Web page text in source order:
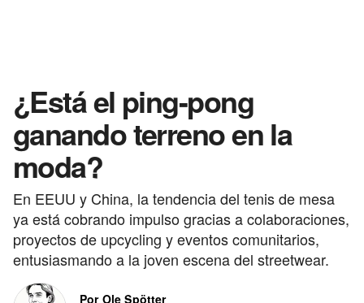
¿Está el ping-pong
ganando terreno en la
moda?
En EEUU y China, la tendencia del tenis de mesa
ya está cobrando impulso gracias a colaboraciones,
proyectos de upcycling y eventos comunitarios,
entusiasmando a la joven escena del streetwear.
Por Ole Spötter